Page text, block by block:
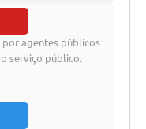
agentes públicos
serviço público.